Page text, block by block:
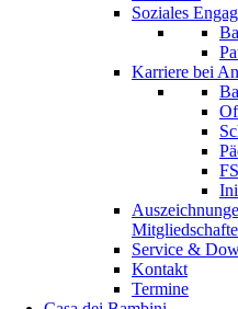
Soziales
Karriere bei
Service &
Kontakt
Termine